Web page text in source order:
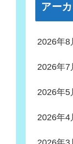
アー
2026年8
2026年7
2026年5
2026年4